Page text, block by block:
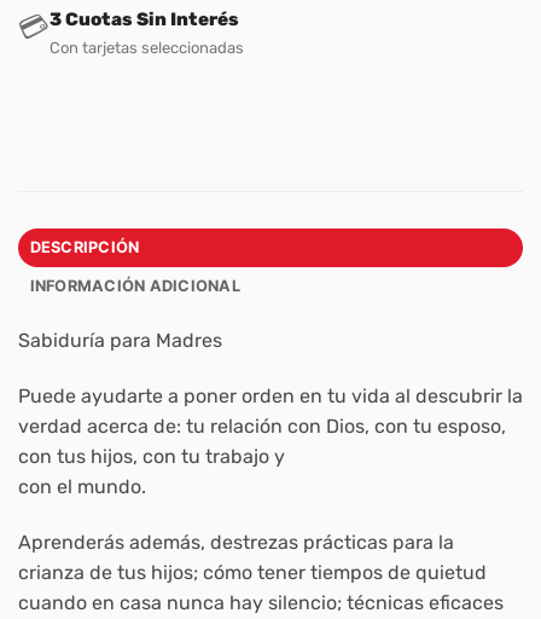
💳3 Cuotas Sin Interés
Con tarjetas seleccionadas
DESCRIPCIÓN
INFORMACIÓN ADICIONAL
Sabiduría para Madres
Puede ayudarte a poner orden en tu vida al descubrir la
verdad acerca de: tu relación con Dios, con tu esposo,
con tus hijos, con tu trabajo y
con el mundo.
Aprenderás además, destrezas prácticas para la
crianza de tus hijos; cómo tener tiempos de quietud
cuando en casa nunca hay silencio; técnicas eficaces